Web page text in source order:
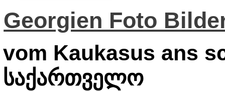
Georgien Foto
vom Kaukasus ans
საქართველო